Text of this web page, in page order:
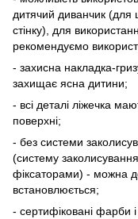
дитячий диванчик (для
стінку), для
рекомендуємо
- захисна накладка-
захищає ясна дитини;
- всі деталі ліжечка
поверхні;
- без системи
(систему
фіксаторами) - можна
встановлюється;
- сертифіковані фарби